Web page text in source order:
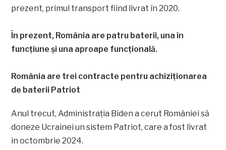
prezent, primul transport fiind livrat în 2020.
În prezent, România are patru baterii, una în
funcțiune și una aproape funcțională.
România are trei contracte pentru achiziționarea
de baterii Patriot
Anul trecut, Administrația Biden a cerut României să
doneze Ucrainei un sistem Patriot, care a fost livrat
în octombrie 2024.